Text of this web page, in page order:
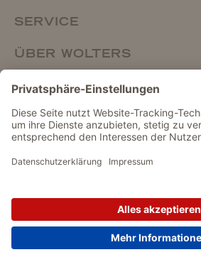
SERVICE
ÜBER WOLTERS
FACHHANDEL
Vertrag widerrufen
IMPRESSUM